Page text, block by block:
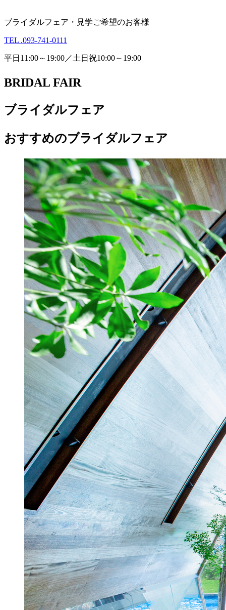
ブライダルフェア・見学ご希望のお客様
TEL .093-741-0111
平日11:00～19:00／土日祝10:00～19:00
BRIDAL FAIR
ブライダルフェア
おすすめのブライダルフェア